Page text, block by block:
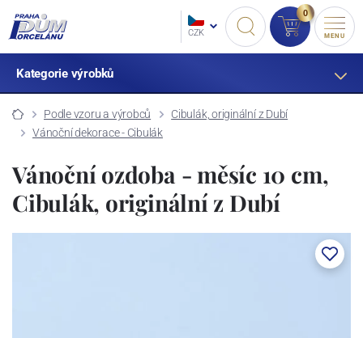
CZK
0
MENU
Kategorie výrobků
Podle vzoru a výrobců
Cibulák, originální z Dubí
Vánoční dekorace - Cibulák
Vánoční ozdoba - měsíc 10 cm,
Cibulák, originální z Dubí